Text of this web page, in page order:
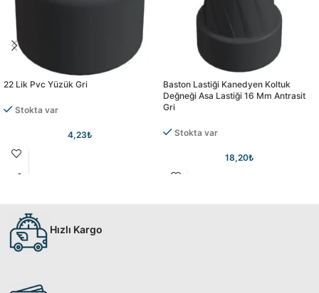
22 Lik Pvc Yüzük Gri
Stokta var
4,23₺
Baston Lastiği Kanedyen Koltuk
Değneği Asa Lastiği 16 Mm Antrasit
Gri
Stokta var
18,20₺
Hızlı Kargo